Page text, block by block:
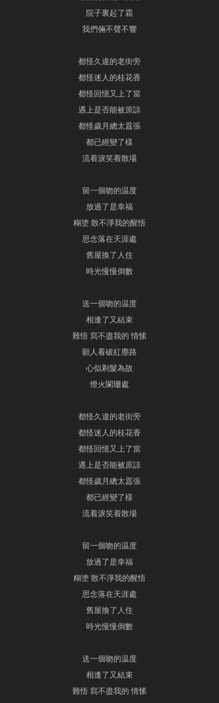
院子裏起了霜
我們倆不聲不響
都怪久違的老街旁
都怪迷人的桂花香
都怪回憶又上了當
遇上是否能被原諒
都怪歲月總太囂張
都已經變了樣
流着淚笑着散場
留一個吻的温度
放過了是幸福
糊塗 散不淨我的醒悟
思念落在天涯處
舊屋換了人住
時光慢慢倒數
送一個吻的温度
相逢了又結束
難悟 寫不盡我的 情愫
願人看破紅塵路
心似剃髮為故
燈火闌珊處
都怪久違的老街旁
都怪迷人的桂花香
都怪回憶又上了當
遇上是否能被原諒
都怪歲月總太囂張
都已經變了樣
流着淚笑着散場
留一個吻的温度
放過了是幸福
糊塗 散不淨我的醒悟
思念落在天涯處
舊屋換了人住
時光慢慢倒數
送一個吻的温度
相逢了又結束
難悟 寫不盡我的 情愫